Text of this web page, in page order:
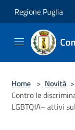
Regione Puglia
Home > Novità >
Contro le
LGBTQIA+ attivi